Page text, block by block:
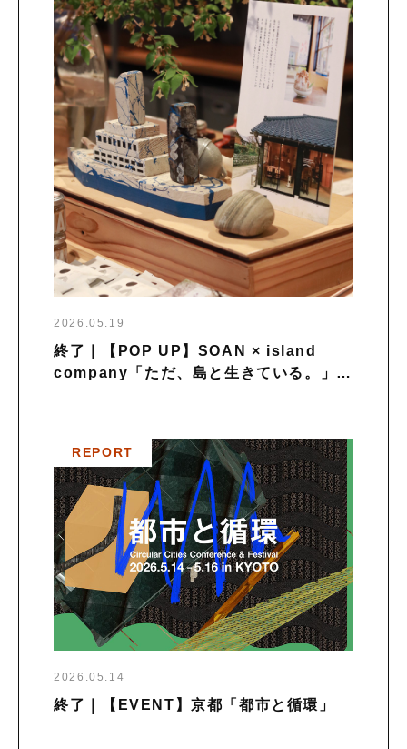
2026.05.19
終了｜【POP UP】SOAN × island
company「ただ、島と生きている。」を
REPORT
2026.05.14
終了｜【EVENT】京都「都市と循環」